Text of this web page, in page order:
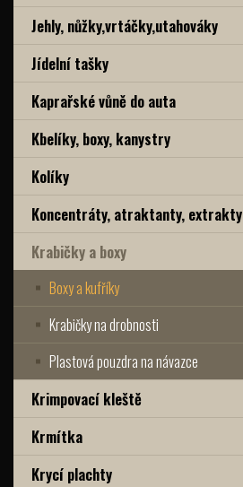
Jehly, nůžky,vrtáčky,utahováky
Jídelní tašky
Kaprařské vůně do auta
Kbelíky, boxy, kanystry
Kolíky
Koncentráty, atraktanty, extrakty
Krabičky a boxy
Boxy a kufříky
Krabičky na drobnosti
Plastová pouzdra na návazce
Krimpovací kleště
Krmítka
Krycí plachty